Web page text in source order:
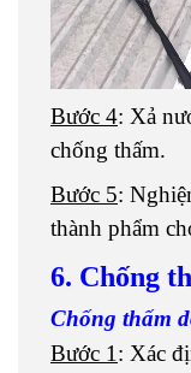
Bước 4: Xả
chống thấm.
Bước 5:
thành phẩm
6. Chống
Chống thấm
Bước 1: Xác